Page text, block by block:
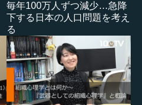
毎年100万人ずつ減少…急降
下する日本の人口問題を考え
る